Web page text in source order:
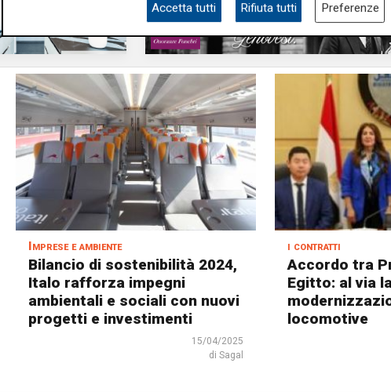
Imprese e ambiente
Bilancio di sostenibilità 2024,
Italo rafforza impegni
ambientali e sociali con nuovi
progetti e investimenti
15/04/2025
di Sagal
i contratti
Accordo tra
Egitto: al via la
locomotive
Accetta tutti Rifiuta tutti Preferenze